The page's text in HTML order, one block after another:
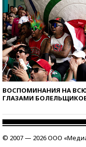
ВОСПОМИНАНИЯ НА
ГЛАЗАМИ
© 2007 — 2026 ООО